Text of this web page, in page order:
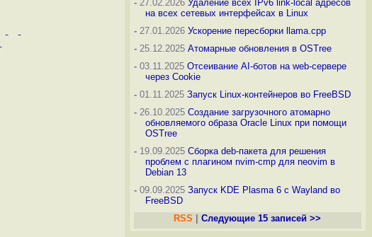
-27.02.2026 Удаление всех IPv6 link-local адресов
на всех сетевых интерфейсах в Linux
-27.01.2026 Ускорение пересборки llama.cpp
-25.12.2025 Атомарные обновления в OSTree
-03.11.2025 Отсеивание AI-ботов на web-сервере
через Cookie
-01.11.2025 Запуск Linux-контейнеров во FreeBSD
-26.10.2025 Создание загрузочного атомарно
обновляемого образа Oracle Linux при помощи
OSTree
-19.09.2025 Сборка deb-пакета для решения
проблем с плагином nvim-cmp для neovim в
Debian 13
-09.09.2025 Запуск KDE Plasma 6 с Wayland во
FreeBSD
RSS
Следующие 15 записей >>